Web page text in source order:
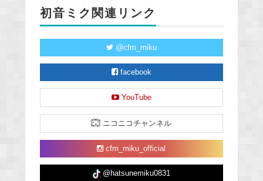
初音ミク関連リンク
@cfm_miku
facebook
YouTube
ニコニコチャンネル
cfm_miku_official
@hatsunemiku0831